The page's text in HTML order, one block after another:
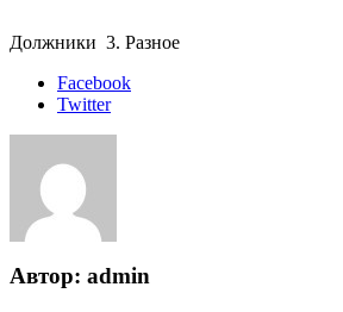
Должники 3. Разное
Facebook
Twitter
Автор: admin